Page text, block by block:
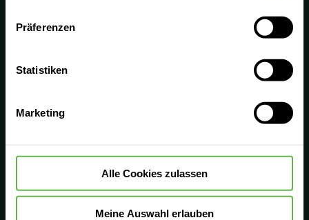
Es steht Ihnen frei, unsere Seite mit nur den notwendigen
Cookies zu benutzen, eine individuelle Auswahl
oder durch Auswahl von „Alle Cookies akzeptieren“ in die
widerrufen.
Präferenzen
Statistiken
Marketing
Alle Cookies zulassen
Meine Auswahl erlauben
0800 - Medizin
Helios Ambulant